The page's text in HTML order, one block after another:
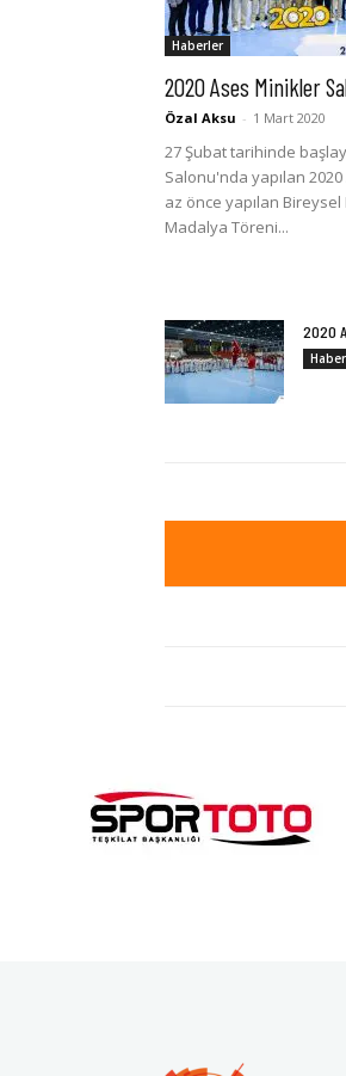
Haberler
2020 Ases Minikler
Özal Aksu - 1 Mart 2020
27 Şubat tarihinde
Salonu'nda yapılan
az önce yapılan
Madalya Töreni...
2020